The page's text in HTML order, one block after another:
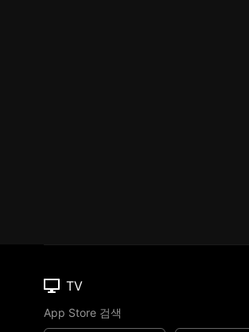
TV
App Store 검색